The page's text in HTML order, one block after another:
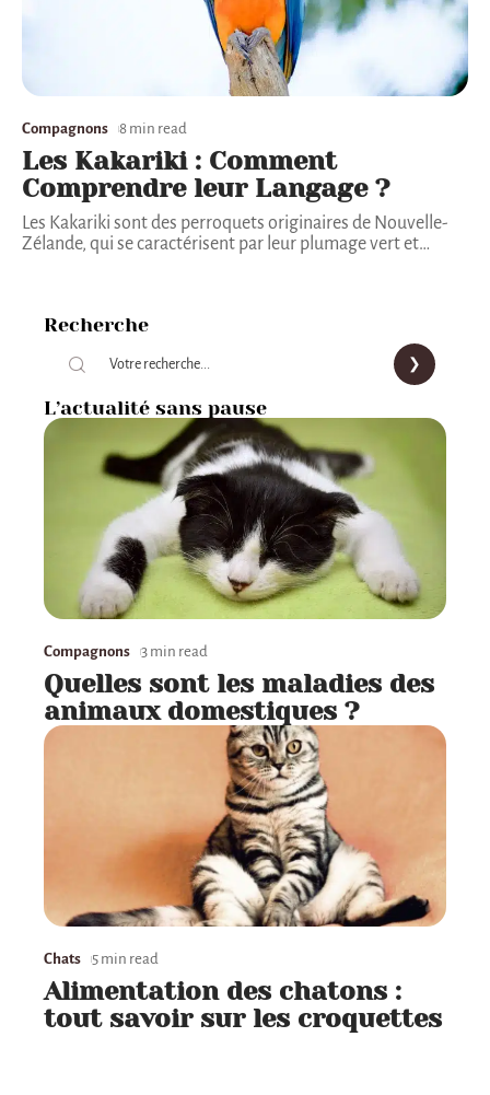
Compagnons 8 min read
Les Kakariki : Comment
Comprendre leur Langage ?
Les Kakariki sont des perroquets originaires de Nouvelle-
Zélande, qui se caractérisent par leur plumage vert et…
Recherche
L’actualité sans pause
Compagnons 3 min read
Quelles sont les maladies des
animaux domestiques ?
Chats 5 min read
Alimentation des chatons :
tout savoir sur les croquettes